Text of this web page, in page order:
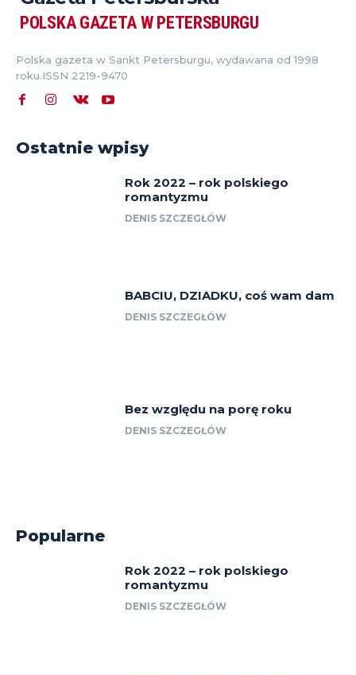
POLSKA GAZETA W PETERSBURGU
Polska gazeta w Sankt Petersburgu, wydawana od 1998
roku.ISSN 2219-9470
Ostatnie wpisy
Rok 2022 – rok polskiego
romantyzmu
DENIS SZCZEGŁÓW
BABCIU, DZIADKU, coś wam dam
DENIS SZCZEGŁÓW
Bez względu na porę roku
DENIS SZCZEGŁÓW
Popularne
Rok 2022 – rok polskiego
romantyzmu
DENIS SZCZEGŁÓW